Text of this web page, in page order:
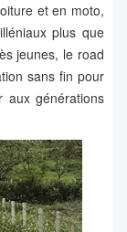
et en moto,
plus que
jeunes, le road
sans fin pour
générations